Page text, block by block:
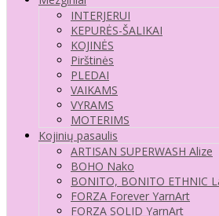
INTERJERUI
KEPURĖS-ŠALIKAI
KOJINĖS
Pirštinės
PLEDAI
VAIKAMS
VYRAMS
MOTERIMS
Kojinių pasaulis
ARTISAN SUPERWASH Alize
BOHO Nako
BONITO, BONITO ETHNIC
FORZA Forever YarnArt
FORZA SOLID YarnArt